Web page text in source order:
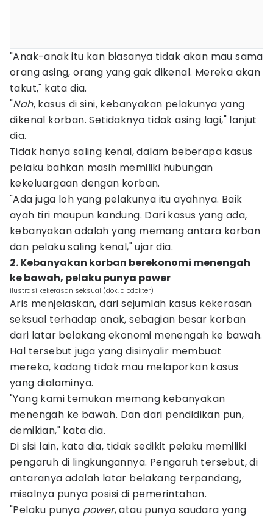
"Anak-anak itu kan biasanya tidak akan mau sama
orang asing, orang yang gak dikenal. Mereka akan
takut," kata dia.
"Nah, kasus di sini, kebanyakan pelakunya yang
dikenal korban. Setidaknya tidak asing lagi," lanjut
dia.
Tidak hanya saling kenal, dalam beberapa kasus
pelaku bahkan masih memiliki hubungan
kekeluargaan dengan korban.
"Ada juga loh yang pelakunya itu ayahnya. Baik
ayah tiri maupun kandung. Dari kasus yang ada,
kebanyakan adalah yang memang antara korban
dan pelaku saling kenal," ujar dia.
2. Kebanyakan korban berekonomi menengah
ke bawah, pelaku punya power
ilustrasi kekerasan seksual (dok. alodokter)
Aris menjelaskan, dari sejumlah kasus kekerasan
seksual terhadap anak, sebagian besar korban
dari latar belakang ekonomi menengah ke bawah.
Hal tersebut juga yang disinyalir membuat
mereka, kadang tidak mau melaporkan kasus
yang dialaminya.
"Yang kami temukan memang kebanyakan
menengah ke bawah. Dan dari pendidikan pun,
demikian," kata dia.
Di sisi lain, kata dia, tidak sedikit pelaku memiliki
pengaruh di lingkungannya. Pengaruh tersebut, di
antaranya adalah latar belakang terpandang,
misalnya punya posisi di pemerintahan.
"Pelaku punya power, atau punya saudara yang